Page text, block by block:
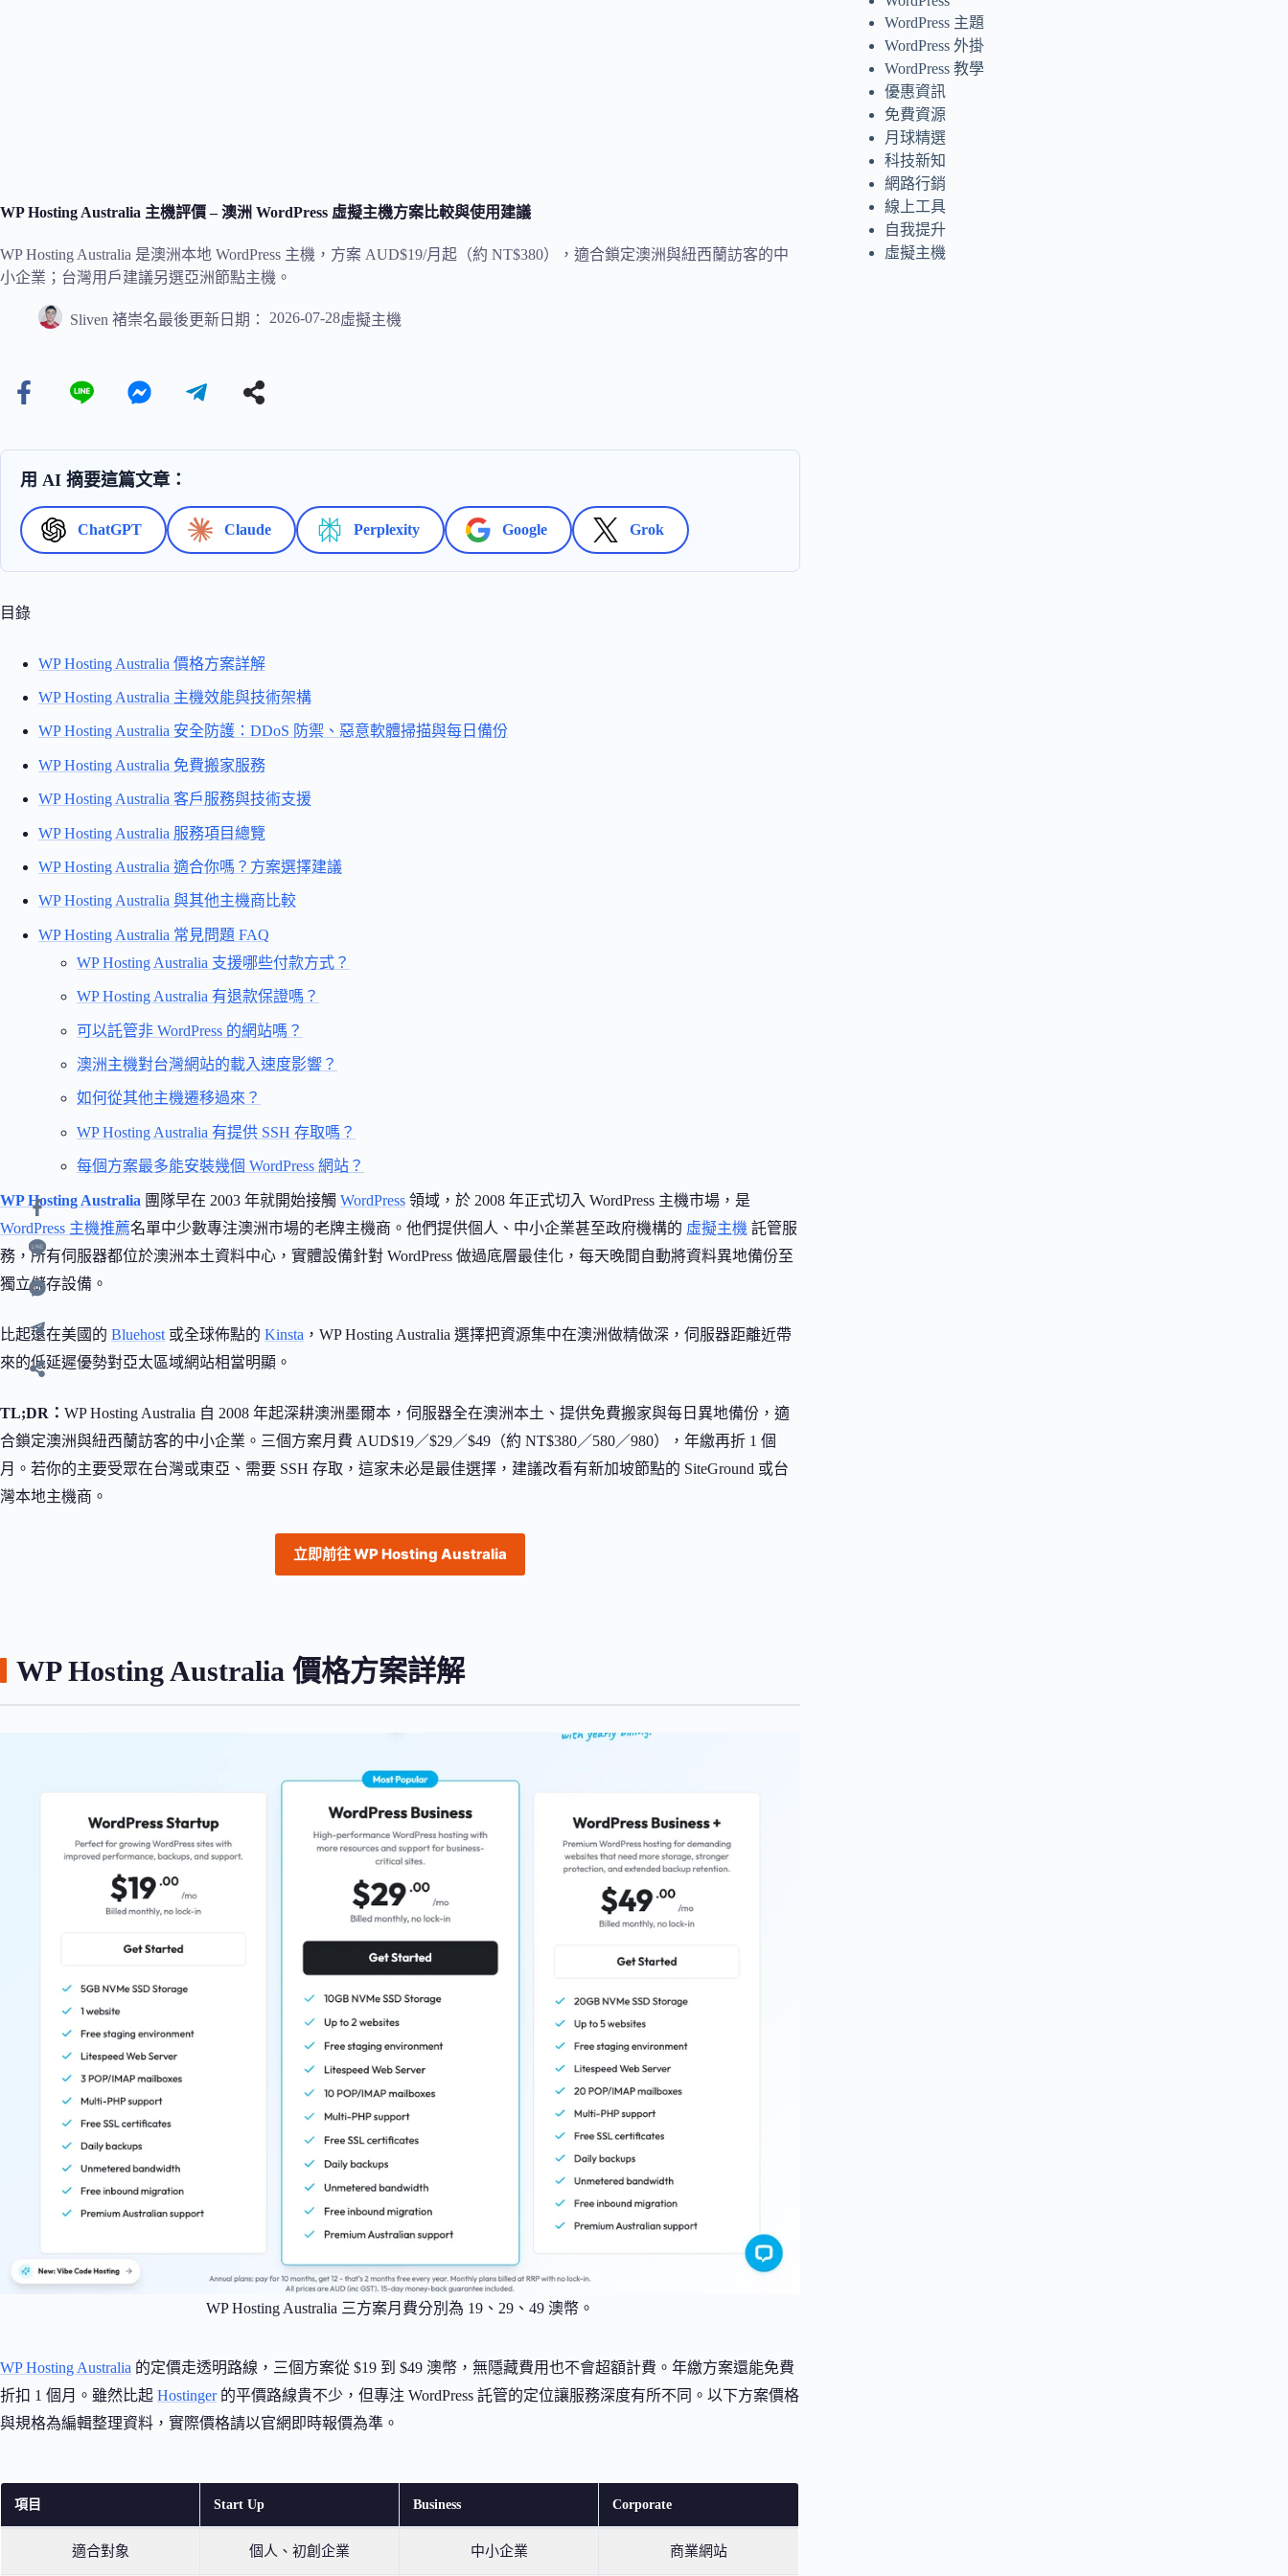
WP Hosting Australia 主機評價 – 澳洲 WordPress 虛擬主機方案比較與使用建議
WP Hosting Australia 是澳洲本地 WordPress 主機，方案 AUD$19/月起（約 NT$380），適合鎖定澳洲與紐西蘭訪客的中
小企業；台灣用戶建議另選亞洲節點主機。
Sliven 褚崇名最後更新日期： 2026-07-28虛擬主機
用 AI 摘要這篇文章：
ChatGPT Claude Perplexity Google Grok
目錄
WP Hosting Australia 價格方案詳解
WP Hosting Australia 主機效能與技術架構
WP Hosting Australia 安全防護：DDoS 防禦、惡意軟體掃描與每日備份
WP Hosting Australia 免費搬家服務
WP Hosting Australia 客戶服務與技術支援
WP Hosting Australia 服務項目總覽
WP Hosting Australia 適合你嗎？方案選擇建議
WP Hosting Australia 與其他主機商比較
WP Hosting Australia 常見問題 FAQ
WP Hosting Australia 支援哪些付款方式？
WP Hosting Australia 有退款保證嗎？
可以託管非 WordPress 的網站嗎？
澳洲主機對台灣網站的載入速度影響？
如何從其他主機遷移過來？
WP Hosting Australia 有提供 SSH 存取嗎？
每個方案最多能安裝幾個 WordPress 網站？
WP Hosting Australia 團隊早在 2003 年就開始接觸 WordPress 領域，於 2008 年正式切入 WordPress 主機市場，是
WordPress 主機推薦名單中少數專注澳洲市場的老牌主機商。他們提供個人、中小企業甚至政府機構的 虛擬主機 託管服
務，所有伺服器都位於澳洲本土資料中心，實體設備針對 WordPress 做過底層最佳化，每天晚間自動將資料異地備份至
獨立儲存設備。
比起遠在美國的 Bluehost 或全球佈點的 Kinsta ，WP Hosting Australia 選擇把資源集中在澳洲做精做深，伺服器距離近帶
來的低延遲優勢對亞太區域網站相當明顯。
TL;DR： WP Hosting Australia 自 2008 年起深耕澳洲墨爾本，伺服器全在澳洲本土、提供免費搬家與每日異地備份，適
合鎖定澳洲與紐西蘭訪客的中小企業。三個方案月費 AUD$19／$29／$49（約 NT$380／580／980），年繳再折 1 個
月。若你的主要受眾在台灣或東亞、需要 SSH 存取，這家未必是最佳選擇，建議改看有新加坡節點的 SiteGround 或台
灣本地主機商。
立即前往 WP Hosting Australia
WP Hosting Australia 價格方案詳解
WP Hosting Australia 三方案月費分別為 19、29、49 澳幣。
WP Hosting Australia 的定價走透明路線，三個方案從 $19 到 $49 澳幣，無隱藏費用也不會超額計費。年繳方案還能免費
折扣 1 個月。雖然比起 Hostinger的平價路線貴不少，但專注 WordPress 託管的定位讓服務深度有所不同。以下方案價格
與規格為編輯整理資料，實際價格請以官網即時報價為準。
項目 Start Up Business Corporate
適合對象 個人、初創企業 中小企業 商業網站
WordPress 主題
WordPress 外掛
WordPress 教學
優惠資訊
免費資源
月球精選
科技新知
網路行銷
線上工具
自我提升
虛擬主機